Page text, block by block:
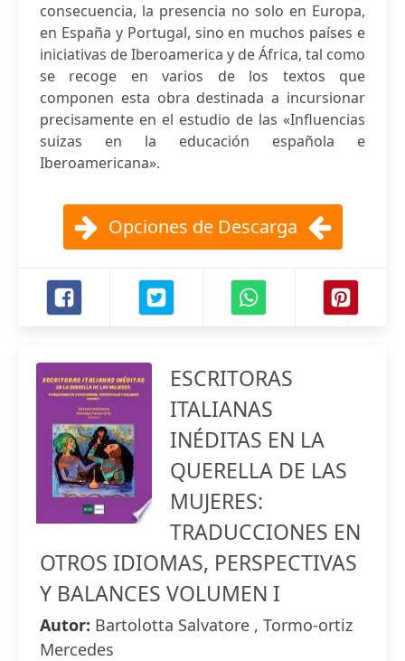
consecuencia, la presencia no solo en Europa,
en España y Portugal, sino en muchos países e
iniciativas de Iberoamerica y de África, tal como
se recoge en varios de los textos que
componen esta obra destinada a incursionar
precisamente en el estudio de las «Influencias
suizas en la educación española e
Iberoamericana».
Opciones de Descarga
ESCRITORAS
ITALIANAS
INÉDITAS EN LA
QUERELLA DE LAS
MUJERES:
TRADUCCIONES EN
OTROS IDIOMAS, PERSPECTIVAS
Y BALANCES VOLUMEN I
Autor: Bartolotta Salvatore , Tormo-ortiz
Mercedes